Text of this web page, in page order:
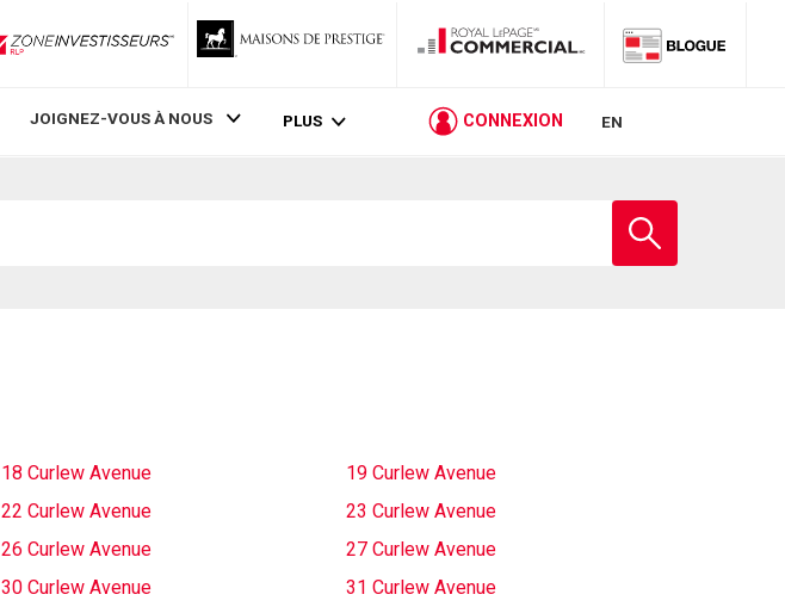
ZoneInvestisseurs RLP
JOIGNEZ-VOUS À NOUS PLUS CONNEXION EN
18 Curlew Avenue
19 Curlew Avenue
22 Curlew Avenue
23 Curlew Avenue
26 Curlew Avenue
27 Curlew Avenue
30 Curlew Avenue
31 Curlew Avenue